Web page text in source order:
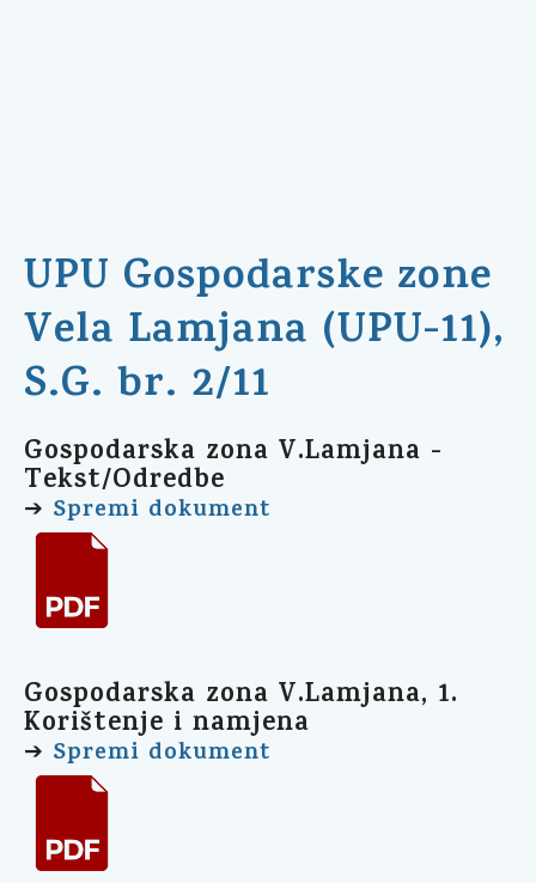
UPU Gospodarske zone
Vela Lamjana (UPU-11),
S.G. br. 2/11
Gospodarska zona V.Lamjana -
Tekst/Odredbe
➔ Spremi dokument
Gospodarska zona V.Lamjana, 1.
Korištenje i namjena
➔ Spremi dokument